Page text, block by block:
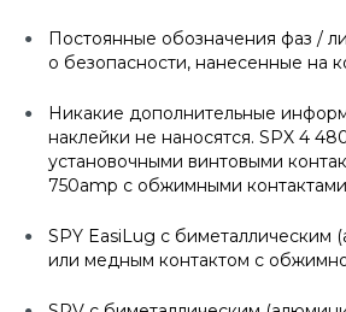
Постоянные обозначения фаз /
о безопасности, нанесенные на
Никакие дополнительные
наклейки не наносятся. SPX 4
установочными винтовыми
750amp с обжимными
SPY EasiLug с биметаллическим
или медным контактом с